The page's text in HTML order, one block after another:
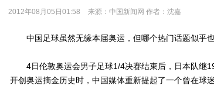
2012年08月05日01:58 来源： 中国新闻网 作者：沈嘉
中国足球虽然无缘本届奥运，但哪个热门话题似乎也
4日伦敦奥运会男子足球1/4决赛结束后，日本队继
开创奥运摘金历史时，中国媒体重新提起了一个曾在球